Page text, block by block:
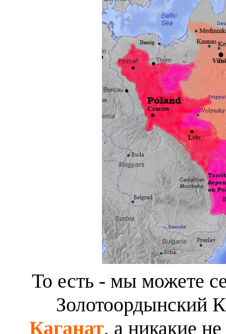
То есть - мы можете
Золотоордынский
Каганат, а никакие